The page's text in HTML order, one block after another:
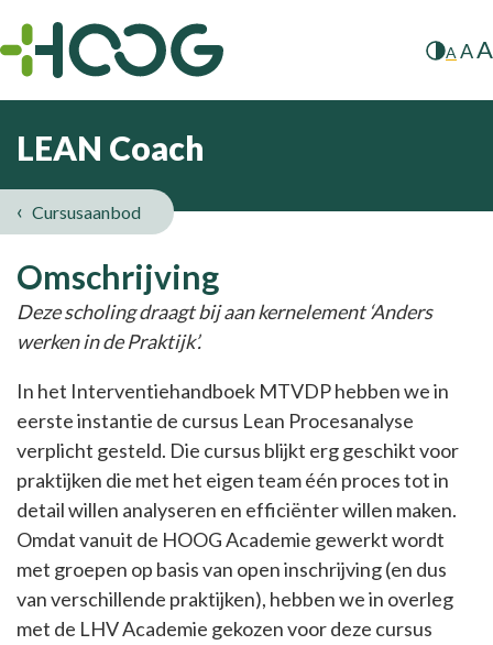
A AA
LEAN Coach
Cursusaanbod
LEAN
Coach
Omschrijving
Deze scholing draagt bij aan kernelement ‘Anders
werken in de Praktijk’.
In het Interventiehandboek MTVDP hebben we in
eerste instantie de cursus Lean Procesanalyse
verplicht gesteld. Die cursus blijkt erg geschikt voor
praktijken die met het eigen team één proces tot in
detail willen analyseren en efficiënter willen maken.
Omdat vanuit de HOOG Academie gewerkt wordt
met groepen op basis van open inschrijving (en dus
van verschillende praktijken), hebben we in overleg
met de LHV Academie gekozen voor deze cursus